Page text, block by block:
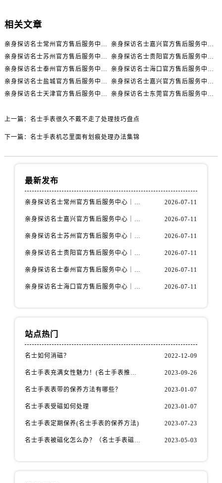
辽宁省葫芦岛市连山区中央路名士售后服务中心（需提前预约）
辽宁省锦州市古塔区中央大街名士售后服务中心（需提前预约）
辽宁省辽阳市白塔区新运大街名士售后服务中心（需提前预约）
北京市朝阳区建国门外大街甲6号华熙国际中心D座11层1102室名士售后服务中心（需提前预约）
内蒙古自治区乌兰察布市集宁区恩和大街名士售后服务中心（需提前预约）
山西省运城市盐湖区河东街名士售后服务中心（需提前预约）
相关文章
亲身探访名士常州官方售后服务中心｜全新官方服务电话与地址（2026年7月最新）
亲身探访名士嘉兴官方售后服务中心｜全新地址和售后电话（2026年7月最新）
亲身探访名士苏州官方售后服务中心｜服务热线与门店详细地址（2026年7月最新）
亲身探访名士贵阳官方售后服务中心｜网点地址与电话（2026年7月最新）
亲身探访名士泰州官方售后服务中心｜最新网点地址及热线（2026年7月最新）
亲身探访名士海口官方售后服务中心｜全部地址与售后电话（2026年7月最新）
亲身探访名士盐城官方售后服务中心｜完整地址与联系电话（2026年7月最新）
亲身探访名士嘉兴官方售后服务中心｜全新维修门店地址及电话（2026年7月最新）
亲身探访名士天津官方售后服务中心｜网点地址及售后热线（2026年7月最新）
亲身探访名士东莞官方售后服务中心｜最新电话和维修地址（2026年7月最新）
上一篇： 名士手表很久不戴不走了处理技巧盘点
下一篇： 名士手表机芯里面有划痕处理办法集锦
最新发布
亲身探访名士常州官方售后服务中心｜全新官方服务电话与地址（2026年7月最新） 2026-07-11
亲身探访名士嘉兴官方售后服务中心｜全新地址和售后电话（2026年7月最新） 2026-07-11
亲身探访名士苏州官方售后服务中心｜服务热线与门店详细地址（2026年7月最新） 2026-07-11
亲身探访名士贵阳官方售后服务中心｜网点地址与电话（2026年7月最新） 2026-07-11
亲身探访名士泰州官方售后服务中心｜最新网点地址及热线（2026年7月最新） 2026-07-11
亲身探访名士海口官方售后服务中心｜全部地址与售后电话（2026年7月最新） 2026-07-11
站点热门
名士如何消磁？ 2022-12-09
名士手表充满女性魅力！(名士手表推荐！) 2023-09-26
名士手表表带的保养方法有哪些？ 2023-01-07
名士手表受磁如何处理 2023-01-07
名士手表定期保养(名士手表的保养方法) 2023-07-23
名士手表被磁化怎么办？（名士手表磁化处理方法） 2023-05-03